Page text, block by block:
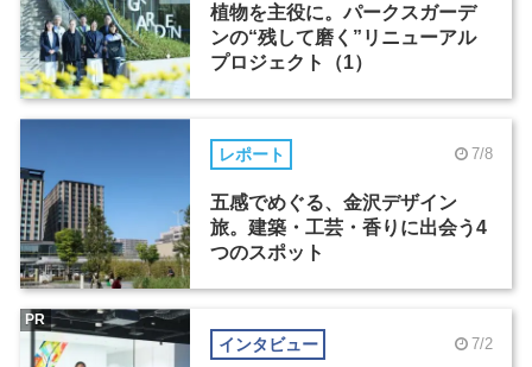
植物を主役に。パークスガーデ
ンの“残して磨く”リニューアル
プロジェクト（1）
レポート 7/8
五感でめぐる、金沢デザイン
旅。建築・工芸・香りに出会う4
つのスポット
インタビュー 7/2
PR